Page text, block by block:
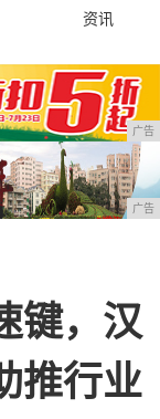
资讯
广告
广告
键，汉
推行业